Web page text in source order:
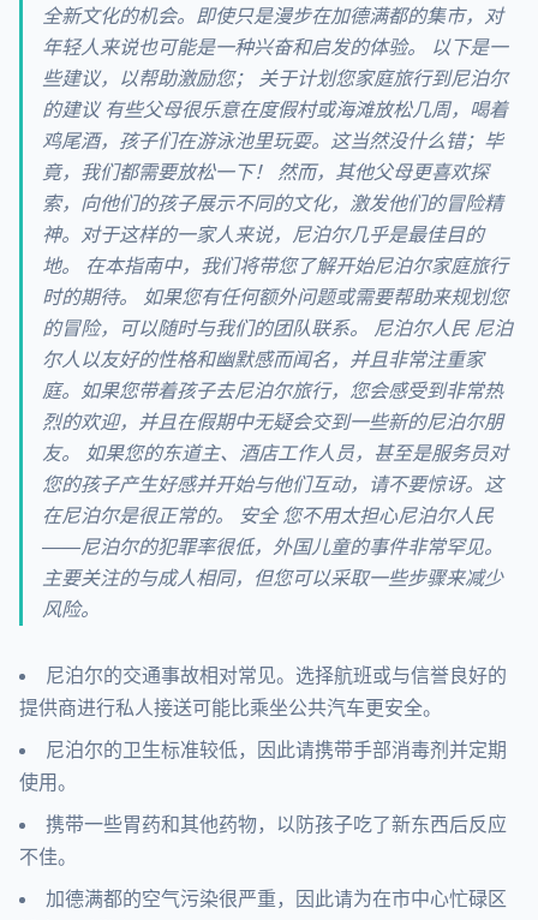
全新文化的机会。即使只是漫步在加德满都的集市，对
年轻人来说也可能是一种兴奋和启发的体验。 以下是一
些建议，以帮助激励您； 关于计划您家庭旅行到尼泊尔
的建议 有些父母很乐意在度假村或海滩放松几周，喝着
鸡尾酒，孩子们在游泳池里玩耍。这当然没什么错；毕
竟，我们都需要放松一下！ 然而，其他父母更喜欢探
索，向他们的孩子展示不同的文化，激发他们的冒险精
神。对于这样的一家人来说，尼泊尔几乎是最佳目的
地。 在本指南中，我们将带您了解开始尼泊尔家庭旅行
时的期待。 如果您有任何额外问题或需要帮助来规划您
的冒险，可以随时与我们的团队联系。 尼泊尔人民 尼泊
尔人以友好的性格和幽默感而闻名，并且非常注重家
庭。如果您带着孩子去尼泊尔旅行，您会感受到非常热
烈的欢迎，并且在假期中无疑会交到一些新的尼泊尔朋
友。 如果您的东道主、酒店工作人员，甚至是服务员对
您的孩子产生好感并开始与他们互动，请不要惊讶。这
在尼泊尔是很正常的。 安全 您不用太担心尼泊尔人民
——尼泊尔的犯罪率很低，外国儿童的事件非常罕见。
主要关注的与成人相同，但您可以采取一些步骤来减少
风险。
尼泊尔的交通事故相对常见。选择航班或与信誉良好的
提供商进行私人接送可能比乘坐公共汽车更安全。
尼泊尔的卫生标准较低，因此请携带手部消毒剂并定期
使用。
携带一些胃药和其他药物，以防孩子吃了新东西后反应
不佳。
加德满都的空气污染很严重，因此请为在市中心忙碌区